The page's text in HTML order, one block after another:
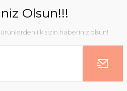
Olsun!!!
ilk sizin haberiniz olsun!